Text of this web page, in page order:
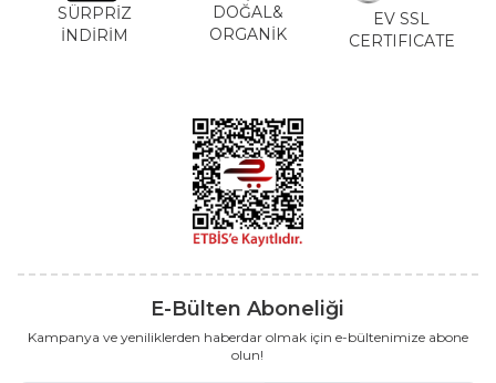
SÜRPRİZ
İNDİRİM
DOĞAL&
ORGANİK
EV SSL
CERTIFICATE
E-Bülten Aboneliği
Kampanya ve yeniliklerden haberdar olmak için e-bültenimize abone
olun!